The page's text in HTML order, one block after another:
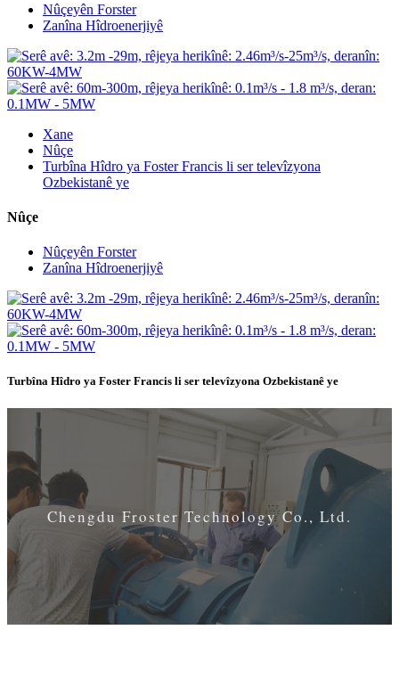
Nûçeyên Forster
Zanîna Hîdroenerjiyê
Xane
Nûçe
Turbîna Hîdro ya Foster Francis li ser televîzyona
Ozbekistanê ye
Nûçe
Nûçeyên Forster
Zanîna Hîdroenerjiyê
Turbîna Hîdro ya Foster Francis li ser televîzyona Ozbekistanê ye
Chengdu Froster Technology Co., Ltd.